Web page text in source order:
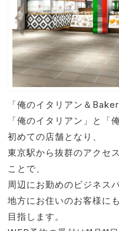
「俺のイタリアン＆
「俺のイタリアン」と
初めての店舗となり、
東京駅から抜群のアクセ
ことで、
周辺にお勤めのビジネス
地方にお住いのお客様に
目指します。